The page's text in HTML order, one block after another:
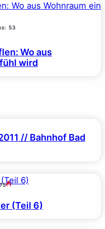
53
Wo aus
wird
// Bahnhof Bad
(Teil 6)